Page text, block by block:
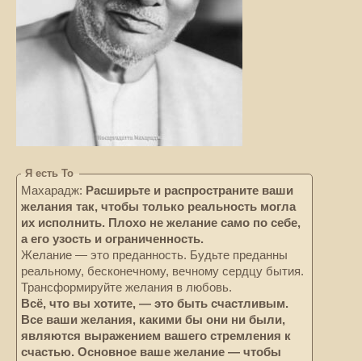
Я есть То
Махарадж: Расширьте и распространите ваши
желания так, чтобы только реальность могла
их исполнить. Плохо не желание само по себе,
а его узость и ограниченность.
Желание — это преданность. Будьте преданны
реальному, бесконечному, вечному сердцу бытия.
Трансформируйте желания в любовь.
Всё, что вы хотите, — это быть счастливым.
Все ваши желания, какими бы они ни были,
являются выражением вашего стремления к
счастью. Основное ваше желание — чтобы